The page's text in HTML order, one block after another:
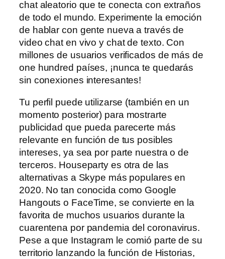
chat aleatorio que te conecta con extraños
de todo el mundo. Experimente la emoción
de hablar con gente nueva a través de
video chat en vivo y chat de texto. Con
millones de usuarios verificados de más de
one hundred países, ¡nunca te quedarás
sin conexiones interesantes!
Tu perfil puede utilizarse (también en un
momento posterior) para mostrarte
publicidad que pueda parecerte más
relevante en función de tus posibles
intereses, ya sea por parte nuestra o de
terceros. Houseparty es otra de las
alternativas a Skype más populares en
2020. No tan conocida como Google
Hangouts o FaceTime, se convierte en la
favorita de muchos usuarios durante la
cuarentena por pandemia del coronavirus.
Pese a que Instagram le comió parte de su
territorio lanzando la función de Historias,